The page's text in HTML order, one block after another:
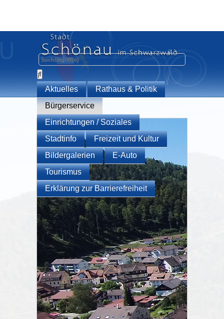
Aktuelles
Rathaus & Politik
Bürgerservice
Einrichtungen / Soziales
Stadtinfo
Freizeit und Kultur
Bildergalerien
E-Auto
Tourismus
Erklärung zur Barrierefreiheit